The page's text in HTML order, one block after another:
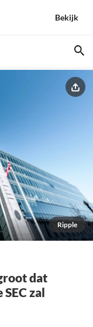
Bekijk
Ripple
dat
zal